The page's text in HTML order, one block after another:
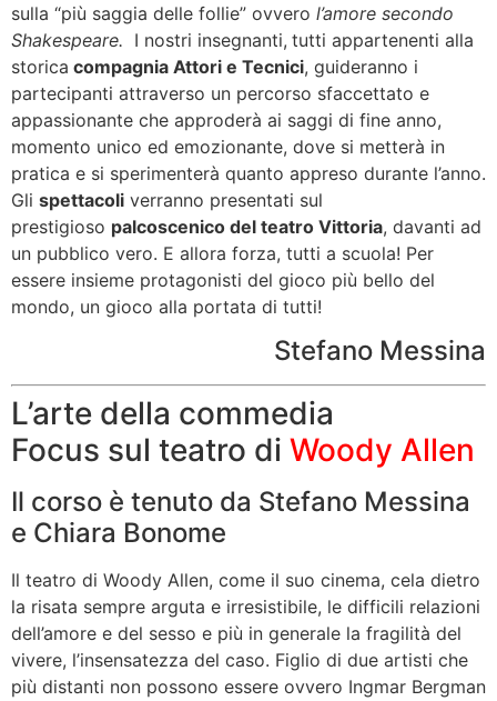
sulla “più saggia delle follie” ovvero l’amore secondo
Shakespeare. I nostri insegnanti, tutti appartenenti alla
storica compagnia Attori e Tecnici, guideranno i
partecipanti attraverso un percorso sfaccettato e
appassionante che approderà ai saggi di fine anno,
momento unico ed emozionante, dove si metterà in
pratica e si sperimenterà quanto appreso durante l’anno.
Gli spettacoli verranno presentati sul
prestigioso palcoscenico del teatro Vittoria, davanti ad
un pubblico vero. E allora forza, tutti a scuola! Per
essere insieme protagonisti del gioco più bello del
mondo, un gioco alla portata di tutti!
Stefano Messina
L’arte della commedia
Focus sul teatro di Woody Allen
Il corso è tenuto da Stefano Messina
e Chiara Bonome
Il teatro di Woody Allen, come il suo cinema, cela dietro
la risata sempre arguta e irresistibile, le difficili relazioni
dell’amore e del sesso e più in generale la fragilità del
vivere, l’insensatezza del caso. Figlio di due artisti che
più distanti non possono essere ovvero Ingmar Bergman